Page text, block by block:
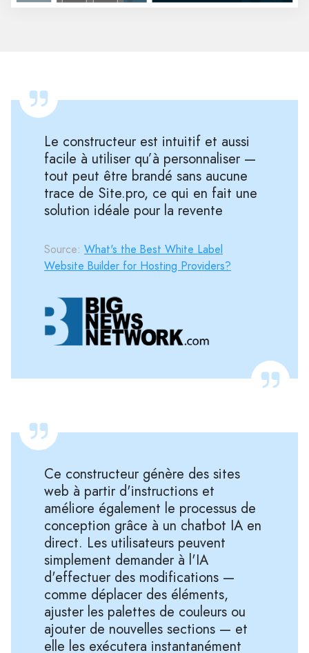
Le constructeur est intuitif et aussi
facile à utiliser qu’à personnaliser —
tout peut être brandé sans aucune
trace de Site.pro, ce qui en fait une
solution idéale pour la revente
Source: What's the Best White Label
Website Builder for Hosting Providers?
Ce constructeur génère des sites
web à partir d'instructions et
améliore également le processus de
conception grâce à un chatbot IA en
direct. Les utilisateurs peuvent
simplement demander à l'IA
d'effectuer des modifications —
comme déplacer des éléments,
ajuster les palettes de couleurs ou
ajouter de nouvelles sections — et
elle les exécutera instantanément